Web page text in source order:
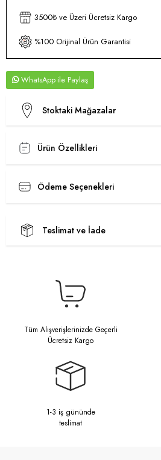
3500₺ ve Üzeri Ücretsiz Kargo
%100 Orijinal Ürün Garantisi
WhatsApp
Stoktaki Mağazalar
Ürün Özellikleri
Ödeme Seçenekleri
Teslimat ve İade
Tüm Alışverişlerinizde Geçerli
Ücretsiz Kargo
1-3 iş gününde
teslimat